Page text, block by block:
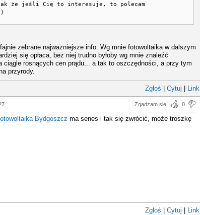
że jeśli Cię to interesuje, to polecam
zebrane najważniejsze info. Wg mnie fotowoltaika w dalszym
się opłaca, bez niej trudno byłoby wg mnie znaleźć
ciągle rosnących cen prądu... a tak to oszczędności, a przy tym
przyrody.
Zgłoś Cytuj Link
Zgadzam sie: 0
Bydgoszcz ma senes i tak się zwrócić, może troszkę
Zgłoś Cytuj Link